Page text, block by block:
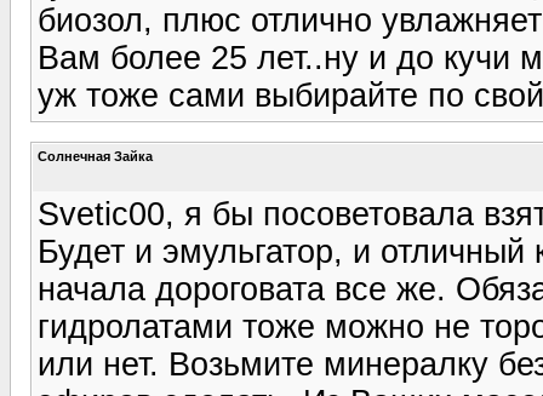
биозол, плюс отлично
Вам более 25 лет..ну и до кучи
уж тоже сами выбирайте по
Солнечная Зайка
Svetic00, я бы посоветовала
Будет и эмульгатор, и
начала дороговата все же.
гидролатами тоже можно не
или нет. Возьмите минералку